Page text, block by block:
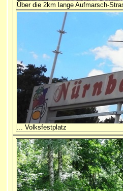
Über die 2km lange Aufmarsch-
... Volksfestplatz